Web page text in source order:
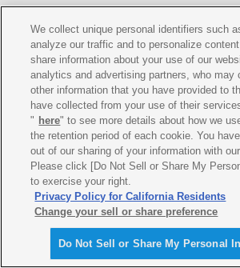
PAS/YPJ用品
その他用品
イベント&エンターテイメント
オンラインショップ
企業情報
ご利用規約 推薦環境 プライバシーポリシー
We collect unique personal identifiers such
analyze our traffic and to personalize
share information about your use of our
analytics and advertising partners, who may
other information that you have provided to
have collected from your use of their
" here" to see more details about how we
the retention period of each cookie. You
out of our sharing of your information with
Please click [Do Not Sell or Share My
to exercise your right.
Privacy Policy for California Residents
Change your sell or share preference
Do Not Sell or Share My Personal